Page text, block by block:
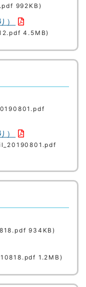
992KB)
）
4.5MB)
）
934KB)
1.2MB)